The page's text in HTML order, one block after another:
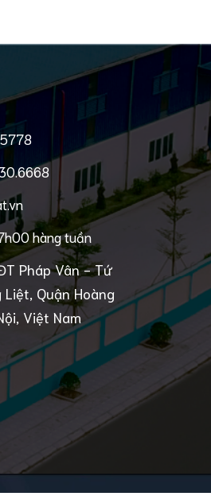
hàng tuần
Pháp Vân - Tứ
Liệt, Quận Hoàng
Việt Nam